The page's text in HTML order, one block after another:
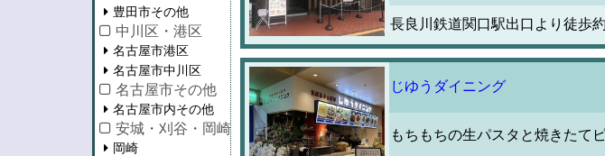
長良川鉄道関口駅出口より徒歩
じゆうダイニング
もちもちの生パスタと焼きたて
豊田市その他
中川区・港区
名古屋市港区
名古屋市中川区
名古屋市その他
名古屋市内その他
安城・刈谷・岡崎・知立・蒲郡
岡崎